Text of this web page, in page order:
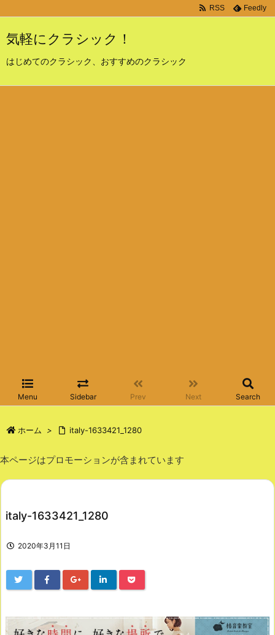
気軽にクラシック！
はじめてのクラシック、おすすめのクラシック
Menu Sidebar Prev Next Search
RSS Feedly
ホーム > italy-1633421_1280
本ページはプロモーションが含まれています
italy-1633421_1280
2020年3月11日